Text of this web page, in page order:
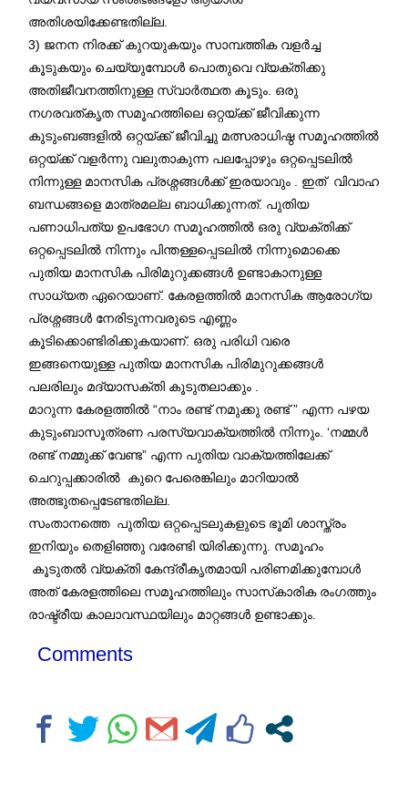
അതിശയിക്കേണ്ടതില്ല.
3) ജനന നിരക്ക് കുറയുകയും സാമ്പത്തിക വളർച്ച
കൂടുകയും ചെയ്യുമ്പോൾ പൊതുവെ വ്യക്തിക്കു
അതിജീവനത്തിനുള്ള സ്വാർത്ഥത കൂടും. ഒരു
നഗരവത്കൃത സമൂഹത്തിലെ ഒറ്റയ്ക്ക് ജീവിക്കുന്ന
കുടുംബങ്ങളിൽ ഒറ്റയ്ക്ക് ജീവിച്ചു മത്സരാധിഷ്ഠ സമൂഹത്തിൽ
ഒറ്റയ്ക്ക് വളര്‍ന്നു വലുതാകുന്ന പലപ്പോഴും ഒറ്റപ്പെടലിൽ
നിന്നുള്ള മാനസിക പ്രശ്നങ്ങള്‍ക്ക് ഇരയാവും . ഇത് വിവാഹ
ബന്ധങ്ങളെ മാത്രമല്ല ബാധിക്കുന്നത്. പുതിയ
പണാധിപത്യ ഉപഭോഗ സമൂഹത്തിൽ ഒരു വ്യക്തിക്ക്
ഒറ്റപ്പെടലിൽ നിന്നും പിന്തള്ളപ്പെടലിൽ നിന്നുമൊക്കെ
പുതിയ മാനസിക പിരിമുറുക്കങ്ങൾ ഉണ്ടാകാനുള്ള
സാധ്യത ഏറെയാണ്. കേരളത്തിൽ മാനസിക ആരോഗ്യ
പ്രശ്നങ്ങൾ നേരിടുന്നവരുടെ എണ്ണം
കൂടിക്കൊണ്ടിരിക്കുകയാണ്. ഒരു പരിധി വരെ
ഇങ്ങനെയുള്ള പുതിയ മാനസിക പിരിമുറുക്കങ്ങൾ
പലരിലും മദ്യാസക്തി കൂടുതലാക്കും .
മാറുന്ന കേരളത്തിൽ “നാം രണ്ട് നമുക്കു രണ്ട് ” എന്ന പഴയ
കുടുംബാസൂത്രണ പരസ്യവാക്യത്തിൽ നിന്നും. ‘നമ്മൾ
രണ്ട് നമ്മുക്ക് വേണ്ട” എന്ന പുതിയ വാക്യത്തിലേക്ക്
ചെറുപ്പക്കാരില്‍ കുറെ പേരെങ്കിലും മാറിയാൽ
അത്ഭുതപ്പെടേണ്ടതില്ല.
സംതാനത്തെ പുതിയ ഒറ്റപ്പെടലുകളുടെ ഭൂമി ശാസ്ത്രം
ഇനിയും തെളിഞ്ഞു വരേണ്ടി യിരിക്കുന്നു. സമൂഹം
കൂടുതൽ വ്യക്തി കേന്ദ്രീകൃതമായി പരിണമിക്കുമ്പോൾ
അത് കേരളത്തിലെ സമൂഹത്തിലും സാസ്‌കാരിക രംഗത്തും
രാഷ്ട്രീയ കാലാവസ്ഥയിലും മാറ്റങ്ങൾ ഉണ്ടാക്കും.
Comments